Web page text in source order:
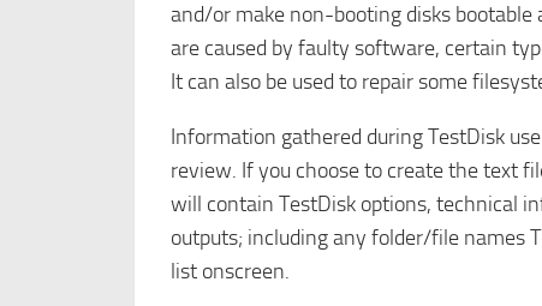
and/or make non-booting disks
are caused by faulty software, certain
It can also be used to repair some
Information gathered during TestDisk
review. If you choose to create the text
will contain TestDisk options, technical
outputs; including any folder/file names
list onscreen.